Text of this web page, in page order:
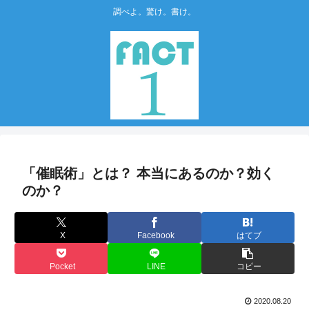
調べよ。驚け。書け。
「催眠術」とは？ 本当にあるのか？効く
のか？
X Facebook はてブ
Pocket LINE コピー
2020.08.20